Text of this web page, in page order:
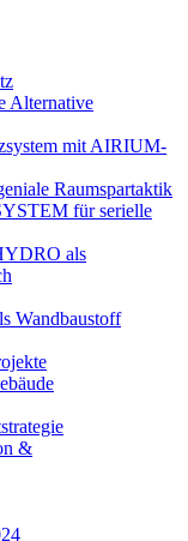
Alternative
mit AIRIUM-
Raumspartaktik
für serielle
als
Wandbaustoff
&